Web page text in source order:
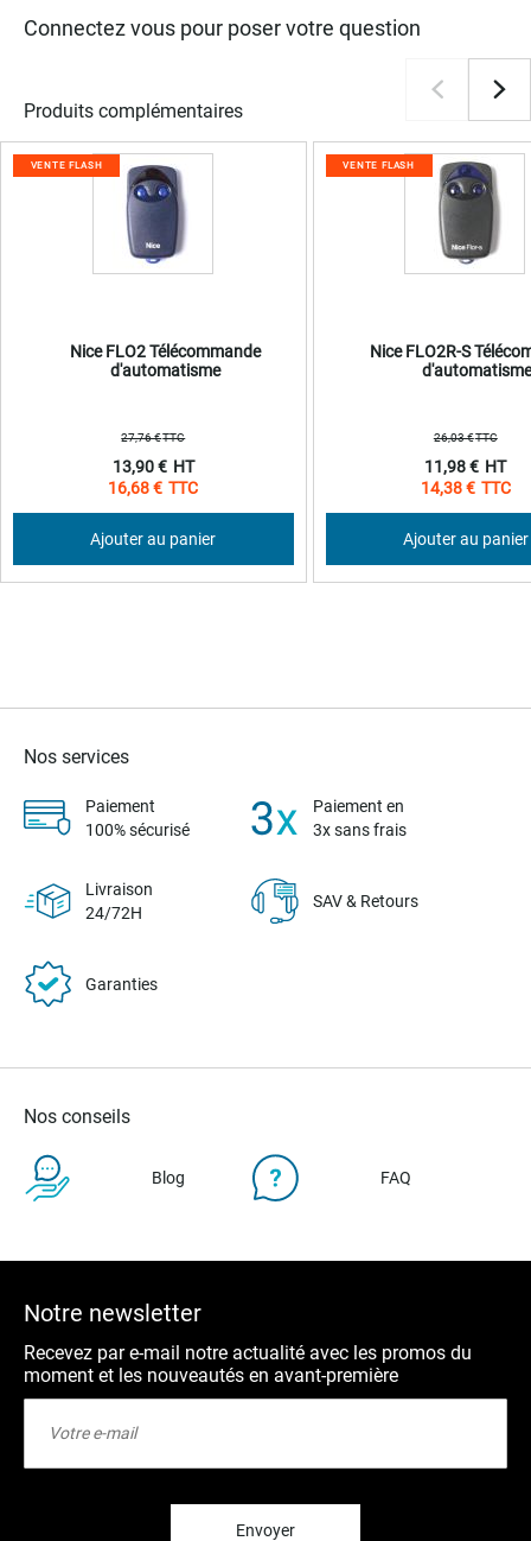
Connectez vous pour poser votre question
Produits complémentaires
VENTE FLASH
Nice FLO2 Télécommande
d'automatisme
Prix
Spécial
16,68 €
13,90 €
27,76 €
Ajouter au panier
VENTE FLASH
Nice FLO2R-S
Prix
Spécial
14,38 €
11,98 €
26,03 €
Ajouter au panier
Nos services
Paiement
100% sécurisé
Paiement en
3x sans frais
Livraison
24/72H
SAV & Retours
Garanties
Nos conseils
Blog FAQ
Notre newsletter
Recevez par e-mail notre actualité avec les promos du
moment et les nouveautés en avant-première
Envoyer